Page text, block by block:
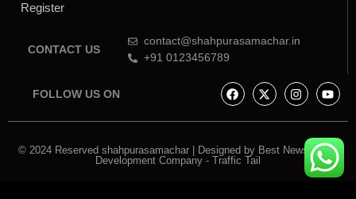
Register
CONTACT US
contact@shahpurasamachar.in
+91 0123456789
FOLLOW US ON
© 2024 Reserved shahpurasamachar | Designed by Best News Portal
Development Company - Traffic Tail